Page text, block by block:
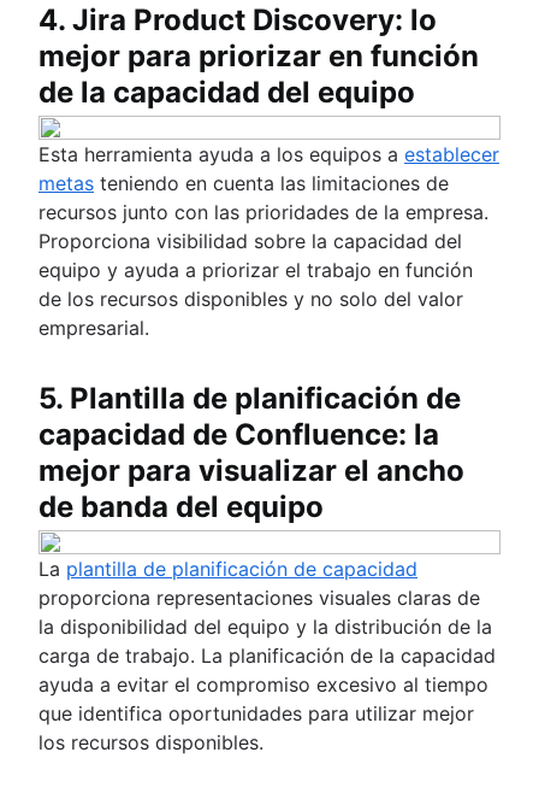
4. Jira Product Discovery: lo
mejor para priorizar en función
de la capacidad del equipo
Esta herramienta ayuda a los equipos a establecer
metas teniendo en cuenta las limitaciones de
recursos junto con las prioridades de la empresa.
Proporciona visibilidad sobre la capacidad del
equipo y ayuda a priorizar el trabajo en función
de los recursos disponibles y no solo del valor
empresarial.
5. Plantilla de planificación de
capacidad de Confluence: la
mejor para visualizar el ancho
de banda del equipo
La plantilla de planificación de capacidad
proporciona representaciones visuales claras de
la disponibilidad del equipo y la distribución de la
carga de trabajo. La planificación de la capacidad
ayuda a evitar el compromiso excesivo al tiempo
que identifica oportunidades para utilizar mejor
los recursos disponibles.